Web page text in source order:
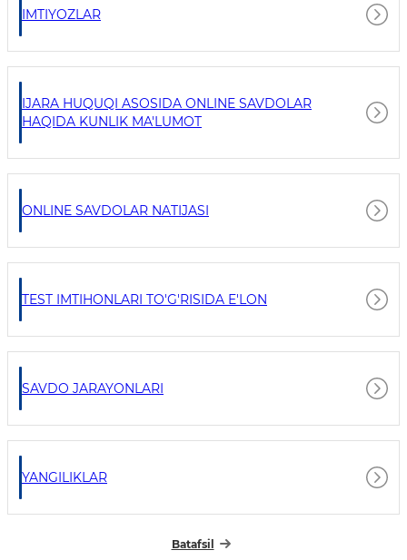
IMTIYOZLAR
IJARA HUQUQI ASOSIDA ONLINE SAVDOLAR
HAQIDA KUNLIK MA'LUMOT
ONLINE SAVDOLAR NATIJASI
TEST IMTIHONLARI TO'G'RISIDA E'LON
SAVDO JARAYONLARI
YANGILIKLAR
Batafsil